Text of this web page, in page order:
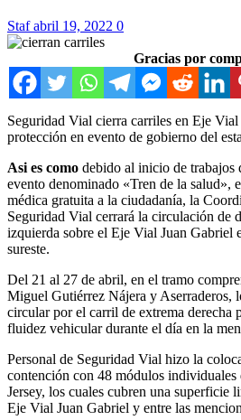
Stafabril 19, 2022 0
Gracias por
Seguridad Vial cierra carriles en Eje
protección en evento de gobierno del
Asi es como debido al inicio de trabajos
evento denominado «Tren de la salud»,
médica gratuita a la ciudadanía, la
Seguridad Vial cerrará la circulación de
izquierda sobre el Eje Vial Juan Gabriel
sureste.
Del 21 al 27 de abril, en el tramo
Miguel Gutiérrez Nájera y Aserraderos,
circular por el carril de extrema derecha
fluidez vehicular durante el día en la
Personal de Seguridad Vial hizo la
contención con 48 módulos
Jersey, los cuales cubren una superficie
Eje Vial Juan Gabriel y entre las